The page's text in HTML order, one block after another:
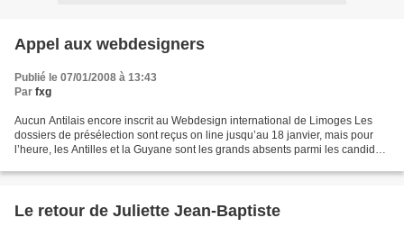
Appel aux webdesigners
Publié le 07/01/2008 à 13:43
Par fxg
Aucun Antilais encore inscrit au Webdesign international de Limoges Les
dossiers de présélection sont reçus on line jusqu’au 18 janvier, mais pour
l’heure, les Antilles et la Guyane sont les grands absents parmi les candidats
Le retour de Juliette Jean-Baptiste